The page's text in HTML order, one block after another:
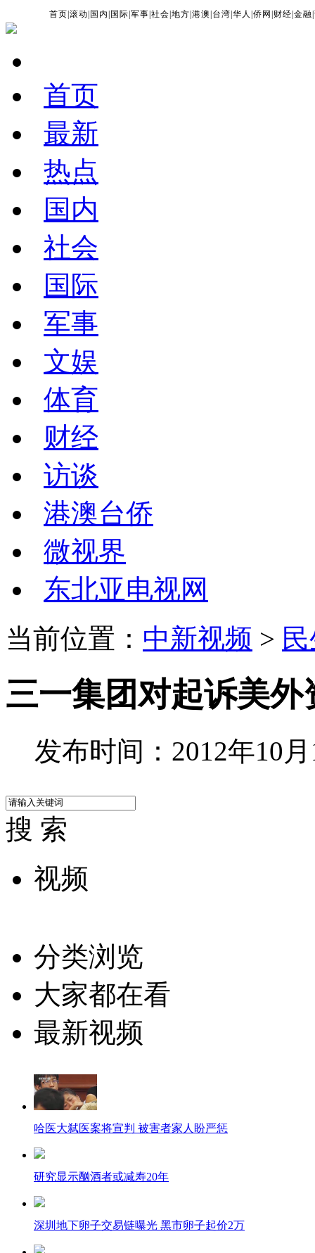
首页 |滚动 国内 国际 |军事 |社会 |地方 |港澳 台湾 |华人 |侨网 财经 |金融 |
首页
最新
热点
国内
社会
国际
军事
文娱
体育
财经
访谈
港澳台侨
微视界
东北亚电视网
当前位置： 中新视频 >
三一集团对起诉美
发布时间：2012年10
搜 索
视频
分类浏览
大家都在看
最新视频
哈医大弑医案将宣判 被害者家人盼严惩
研究显示酗酒者或减寿20年
深圳地下卵子交易链曝光 黑市卵子起价2万